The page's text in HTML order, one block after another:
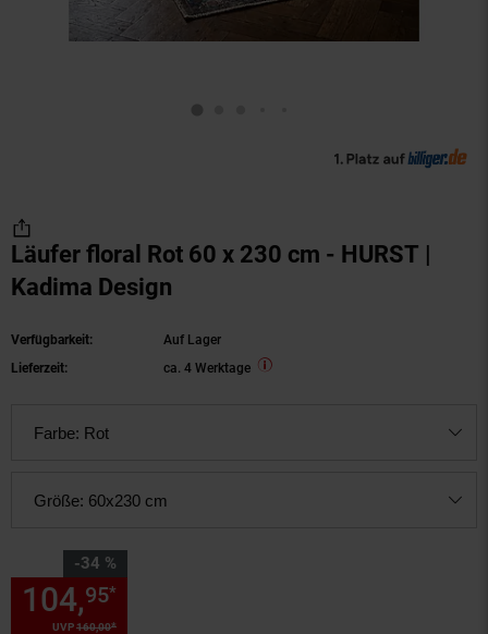
Läufer floral Rot 60 x 230 cm - HURST |
Kadima Design
Verfügbarkeit:
Auf Lager
Lieferzeit:
ca. 4 Werktage
Farbe: Rot
Größe: 60x230 cm
-34 %
Sie Sparen 34 Prozent,
UVP160,00*
104,95*